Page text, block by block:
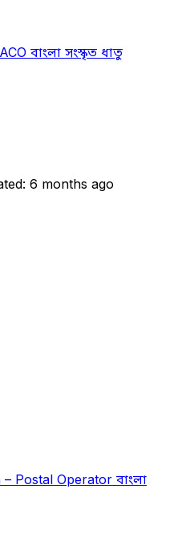
বাংলা সংস্কৃত ধাতু
6 months ago
Postal Operator বাংলা